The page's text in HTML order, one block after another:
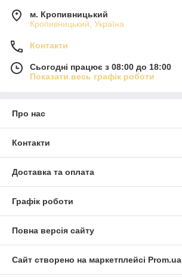
м. Кропивницький
Кропивницький, Україна
Контакти
Сьогодні працює з 08:00 до 18:00
Показати весь графік роботи
Про нас
Контакти
Доставка та оплата
Графік роботи
Повна версія сайту
Сайт створено на маркетплейсі Prom.ua